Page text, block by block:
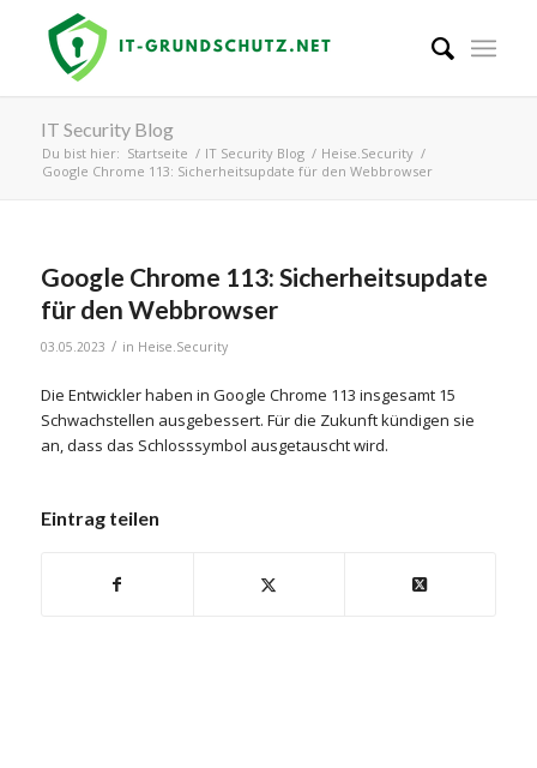
IT Security Blog
Du bist hier: Startseite / IT Security Blog / Heise.Security /
Google Chrome 113: Sicherheitsupdate für den Webbrowser
Google Chrome 113: Sicherheitsupdate
für den Webbrowser
03.05.2023 / in Heise.Security
Die Entwickler haben in Google Chrome 113 insgesamt 15
Schwachstellen ausgebessert. Für die Zukunft kündigen sie
an, dass das Schlosssymbol ausgetauscht wird.
Eintrag teilen